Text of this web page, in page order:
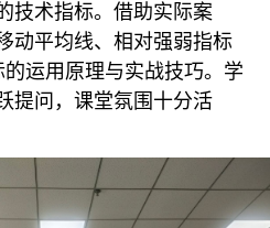
技术指标。借助实际案
动平均线、相对强弱指标
的运用原理与实战技巧。学
提问，课堂氛围十分活